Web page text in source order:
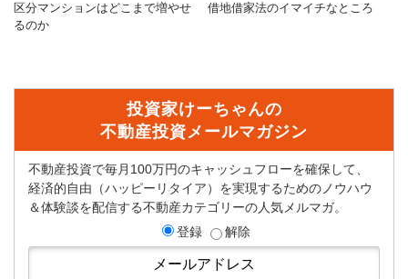
区分マンションはどこまで増やせ
るのか
借地借家法のイマイチなところ
投資家けーちゃんの
不動産投資メールマガジン
不動産投資で毎月100万円のキャッシュフローを確保して、
経済的自由（ハッピーリタイア）を実現するためのノウハウ
＆体験談を配信する不動産カテゴリーの人気メルマガ。
登録
解除